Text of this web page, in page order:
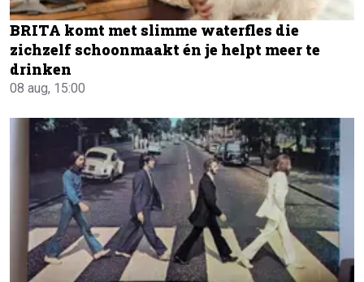
BRITA komt met slimme waterfles die
zichzelf schoonmaakt én je helpt meer te
drinken
08 aug, 15:00